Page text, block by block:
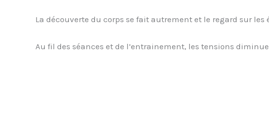
La découverte du corps se fait autrement et le regard sur
Au fil des séances et de l’entrainement, les tensions